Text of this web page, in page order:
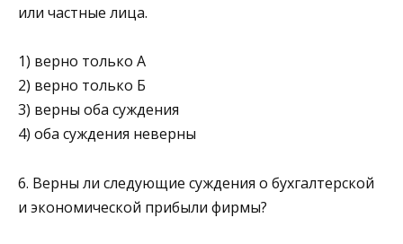
или частные лица.
1) верно только А
2) верно только Б
3) верны оба суждения
4) оба суждения неверны
6. Верны ли следующие суждения о бухгалтерской
и экономической прибыли фирмы?